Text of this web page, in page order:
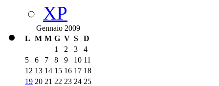
XP
Gennaio 2009
L M M G V S
D
1
2 3
4
5
6 7 8 9 10 11
12 13 14 15 16 17 18
19 20 21 22 23 24 25